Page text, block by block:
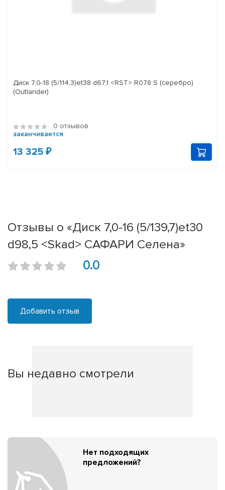
Диск 7,0-18 (5/114,3)et38 d67,1 <RST> R078 S (серебро)
(Outlander)
0 отзывов
заканчивается
13 325 ₽
Отзывы о «Диск 7,0-16 (5/139,7)et30
d98,5 <Skad> САФАРИ Селена»
0.0
Добавить отзыв
Вы недавно смотрели
Нет подходящих
предложений?